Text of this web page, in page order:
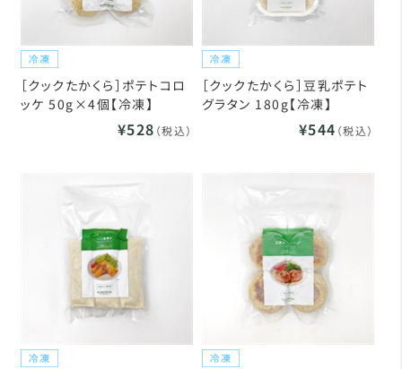
［クックたかくら］ポテトコロ
ッケ 50g×4個【冷凍】
¥528 （税込）
［クックたかくら］豆乳ポテト
グラタン 180g【冷凍】
¥544 （税込）